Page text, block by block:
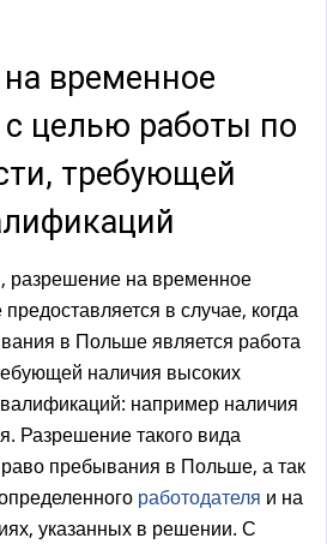
временное
целью работы по
требующей
разрешение на временное
в случае, когда
в Польше является работа
наличия высоких
например наличия
Разрешение такого вида
пребывания в Польше, а так
работодателя и на
указанных в решении. С